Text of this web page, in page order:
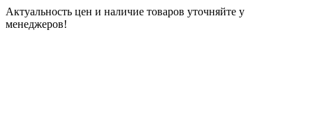
Актуальность цен и наличие товаров уточняйте у
менеджеров!